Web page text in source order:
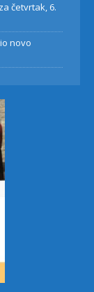
četvrtak, 6.
novo